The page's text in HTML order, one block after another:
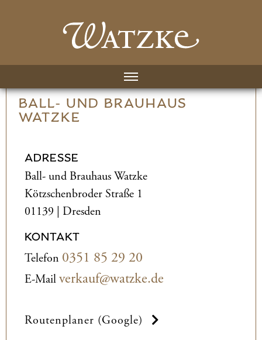
BALL- UND­ BRAUHAUS
WATZKE
ADRESSE
Ball- und­ Brauhaus Watzke
Kötzschenbroder Straße 1
01139 | Dresden
KONTAKT
Telefon 0351 85 29 20
E-Mailverkauf@watzke.de
Routenplaner (Google)